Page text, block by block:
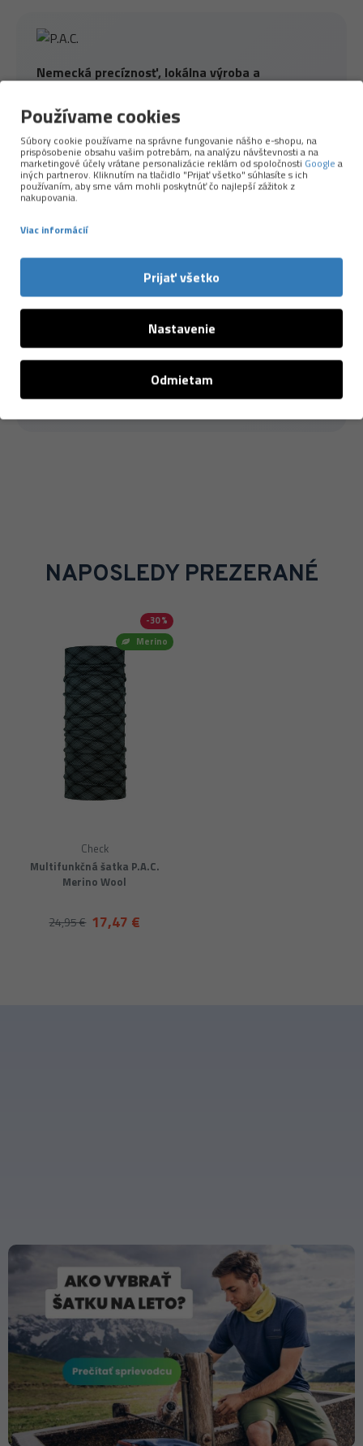
Nemecká precíznosť, lokálna výroba a
ZnačkaP.A.C.patrí medzi špičku v oblasti funkčných
doplnkov pre šport a outdoor. Väčšinu produktov si
vyrábajú samiv Nemecku vo svojej zelenej
továrni, kde majú pod kontrolou kvalitu, použité
materiály aj etické spracovanie. P.A.C. stavia na
moderných technológiách, komforte a dlhej
recyklovaný polyester, merino vlnu
odpovedných zdrojov a ďalšie materiály s nižšou
ekologickou stopou. Ich produkty sú ľahké, priedušné,
príjemné na pokožke a spoľahlivo fungujú pri behu,
turistike aj každodennom nosení.
NAPOSLEDY PREZERANÉ
Merino
-30 %
Multifunkčná šatka P.A.C.
Merino Wool
Check
17,47 €
24,95 €
Používame cookies
Súbory cookie používame na správne fungovanie nášho e-shopu, na
prispôsobenie obsahu vašim potrebám, na analýzu návštevnosti a na
marketingové účely vrátane personalizácie reklám od spoločnosti Google a
iných partnerov. Kliknutím na tlačidlo "Prijať všetko" súhlasíte s ich
používaním, aby sme vám mohli poskytnúť čo najlepší zážitok z
nakupovania.
Viac informácií
Prijať všetko
Nastavenie
Odmietam